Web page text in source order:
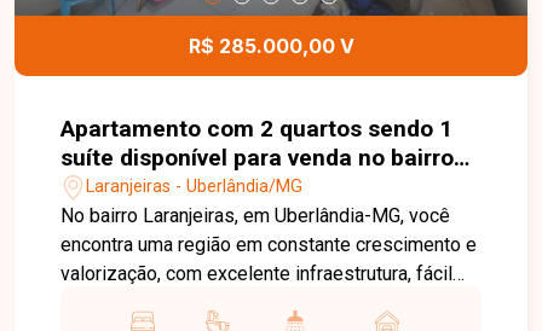
R$ 285.000,00 V
Apartamento com 2 quartos sendo 1
suíte disponível para venda no bairro
Laranjeiras em Uberlândia-MG
Laranjeiras - Uberlândia/MG
No bairro Laranjeiras, em Uberlândia-MG, você
encontra uma região em constante crescimento e
valorização, com excelente infraestrutura, fácil